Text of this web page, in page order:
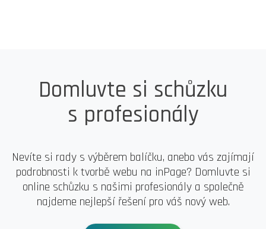
Domluvte si schůzku
s profesionály
Nevíte si rady s výběrem balíčku, anebo vás zajímají
podrobnosti k tvorbě webu na inPage? Domluvte si
online schůzku s našimi profesionály a společně
najdeme nejlepší řešení pro váš nový web.